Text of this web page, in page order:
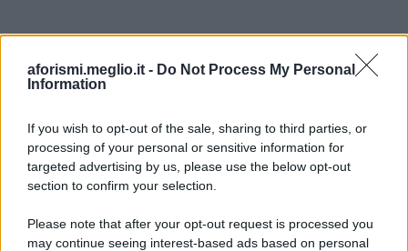
aforismi.meglio.it - Do Not Process My Personal
Information
If you wish to opt-out of the sale, sharing to third parties, or
processing of your personal or sensitive information for
targeted advertising by us, please use the below opt-out
section to confirm your selection.
Please note that after your opt-out request is processed you
may continue seeing interest-based ads based on personal
Ricevi LE FRASI PIÙ BELLE via e-mail
E-mail